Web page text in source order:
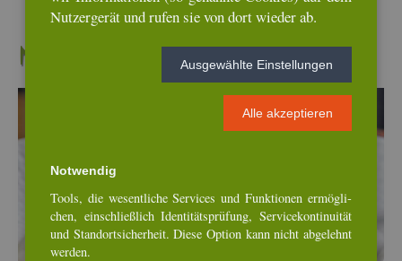
Neu­es­te Re­zep­te
Nut­zer­ge­rät und rufen sie von dort wie­der ab.
Aus­ge­wähl­te Ein­stel­lun­gen
Alle ak­zep­tie­ren
Not­wen­dig
Tools, die we­sent­li­che Ser­vices und Funk­tio­nen er­mög­li­
chen, ein­schlie­ß­lich Iden­ti­täts­prü­fung, Ser­vice­kon­ti­nui­tät
und Stand­ort­si­cher­heit. Diese Op­ti­on kann nicht ab­ge­lehnt
wer­den.